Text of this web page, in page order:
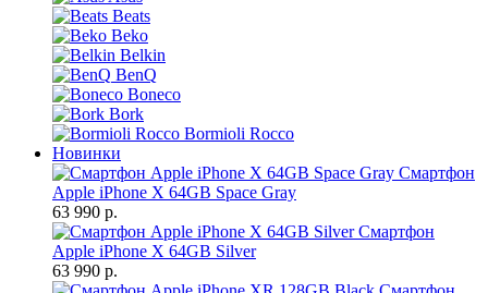
Beats
Beko
Belkin
BenQ
Boneco
Bork
Bormioli Rocco
Новинки
Смартфон
Apple iPhone X 64GB Space Gray
63 990 р.
Смартфон
Apple iPhone X 64GB Silver
63 990 р.